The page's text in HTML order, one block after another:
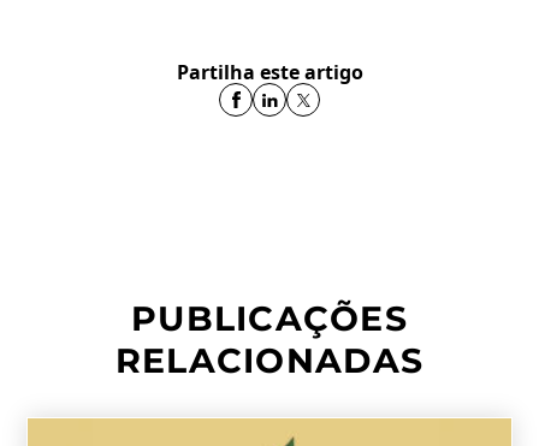
Partilha este artigo
PUBLICAÇÕES
RELACIONADAS